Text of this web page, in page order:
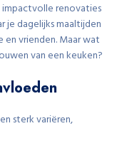
impactvolle renovaties
je dagelijks maaltijden
vrienden. Maar wat
van een keuken?
sterk variëren,